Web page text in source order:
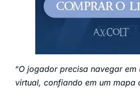
“O jogador precisa navegar em
virtual, confiando em um mapa